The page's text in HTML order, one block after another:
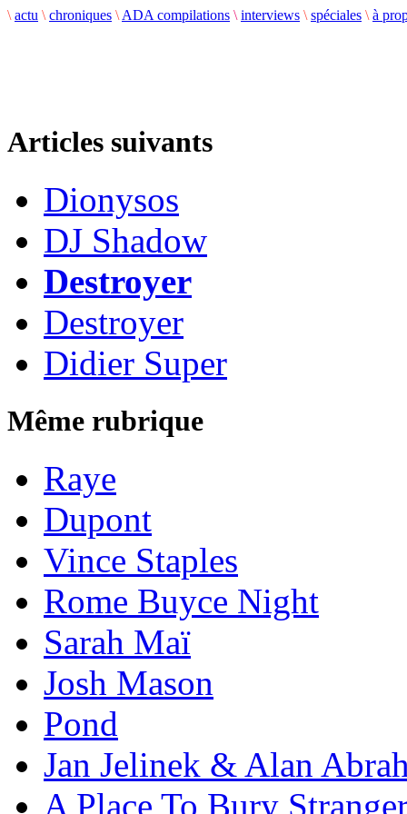
\ actu \ chroniques \ ADA compilations \ interviews \ spéciales \ à
Articles suivants
Dionysos
DJ Shadow
Destroyer
Destroyer
Didier Super
Même rubrique
Raye
Dupont
Vince Staples
Rome Buyce Night
Sarah Maï
Josh Mason
Pond
Jan Jelinek & Alan
A Place To Bury